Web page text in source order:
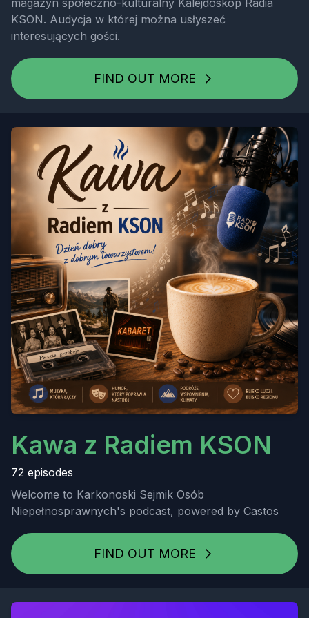
magazyn społeczno-kulturalny Kalejdoskop Radia
KSON. Audycja w której można usłyszeć
interesujących gości.
FIND OUT MORE
Kawa z Radiem KSON
72 episodes
Welcome to Karkonoski Sejmik Osób
Niepełnosprawnych's podcast, powered by Castos
FIND OUT MORE